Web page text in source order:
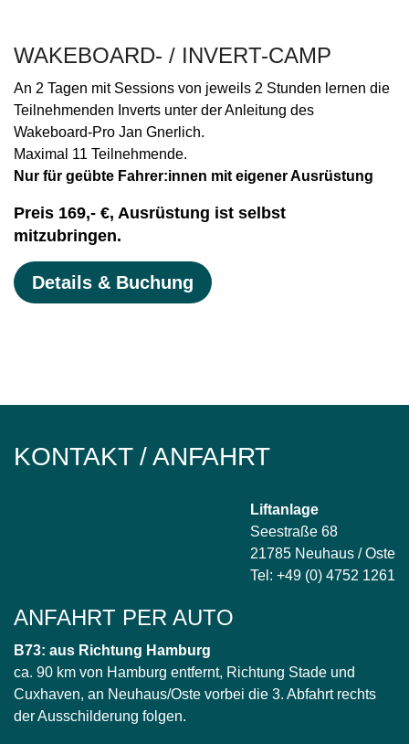
WAKEBOARD- / INVERT-CAMP
An 2 Tagen mit Sessions von jeweils 2 Stunden lernen die
Teilnehmenden Inverts unter der Anleitung des
Wakeboard-Pro Jan Gnerlich.
Maximal 11 Teilnehmende.
Nur für geübte Fahrer:innen mit eigener Ausrüstung
Preis 169,- €, Ausrüstung ist selbst
mitzubringen.
Details & Buchung
KONTAKT / ANFAHRT
Liftanlage
Seestraße 68
21785 Neuhaus / Oste
Tel: +49 (0) 4752 1261
ANFAHRT PER AUTO
B73: aus Richtung Hamburg
ca. 90 km von Hamburg entfernt, Richtung Stade und
Cuxhaven, an Neuhaus/Oste vorbei die 3. Abfahrt rechts
der Ausschilderung folgen.